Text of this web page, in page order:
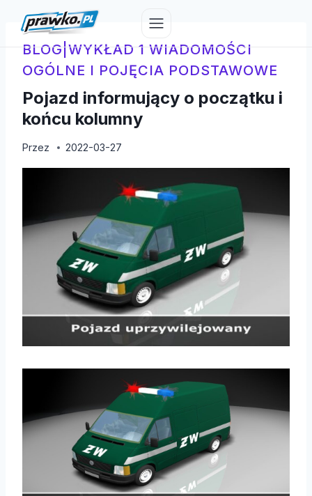
treściBLOG|WYKŁAD 1 WIADOMOŚCI
OGÓLNE I POJĘCIA PODSTAWOWE
Pojazd informujący o początku i
końcu kolumny
Przez 2022-03-27